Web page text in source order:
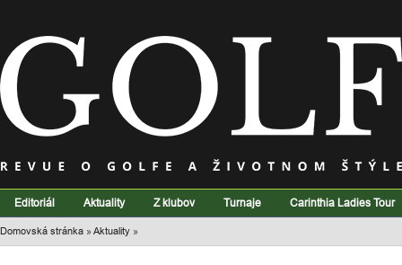
Editoriál Aktuality Z klubov Turnaje Carinthia Ladies Tour
Domovská stránka »Aktuality »